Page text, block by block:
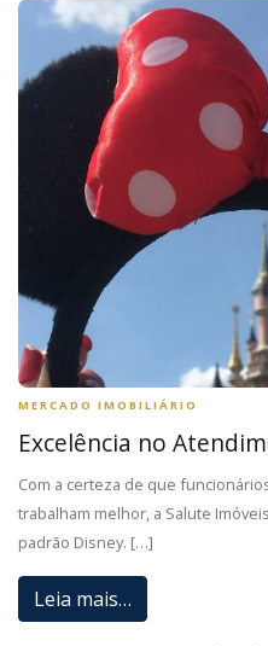
MERCADO IMOBILIÁRIO
Excelência no
Com a certeza de que
trabalham melhor, a Salute
padrão Disney. […]
Leia mais…